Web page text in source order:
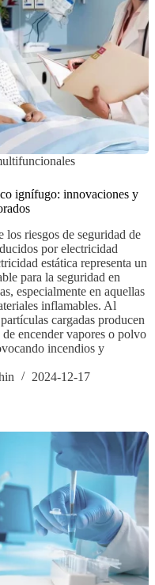
ignífugo: innovaciones y
los riesgos de seguridad de
por electricidad
estática representa un
para la seguridad en
especialmente en aquellas
inflamables. Al
cargadas producen
de encender vapores o polvo
incendios y
2024-12-17